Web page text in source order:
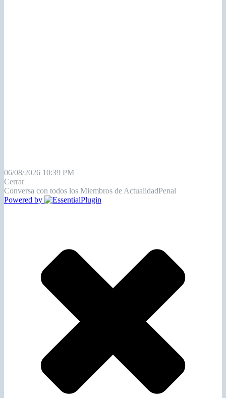
06/08/2026 10:39 PM
Cerrar
Conversa con todos los Miembros de ActualidadPenal
Powered by